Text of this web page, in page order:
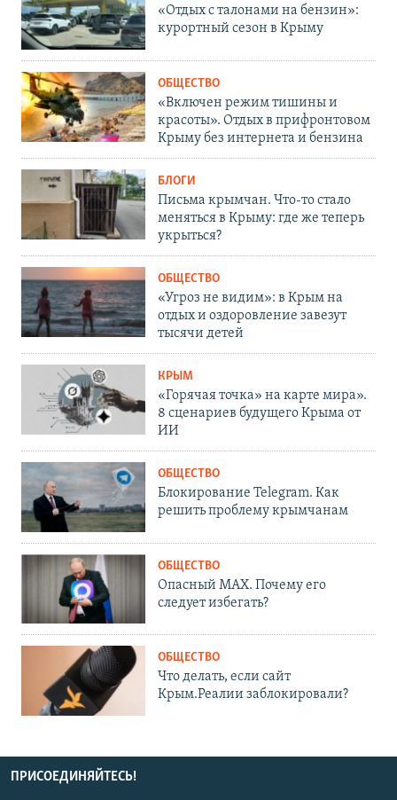
«Отдых с талонами на бензин»:
курортный сезон в Крыму
ОБЩЕСТВО
«Включен режим тишины и
красоты». Отдых в прифронтовом
Крыму без интернета и бензина
БЛОГИ
Письма крымчан. Что-то стало
меняться в Крыму: где же теперь
укрыться?
ОБЩЕСТВО
«Угроз не видим»: в Крым на
отдых и оздоровление завезут
тысячи детей
КРЫМ
«Горячая точка» на карте мира».
8 сценариев будущего Крыма от
ИИ
ОБЩЕСТВО
Блокирование Telegram. Как
решить проблему крымчанам
ОБЩЕСТВО
Опасный MAX. Почему его
следует избегать?
ОБЩЕСТВО
Что делать, если сайт
Крым.Реалии заблокировали?
ПРИСОЕДИНЯЙТЕСЬ!